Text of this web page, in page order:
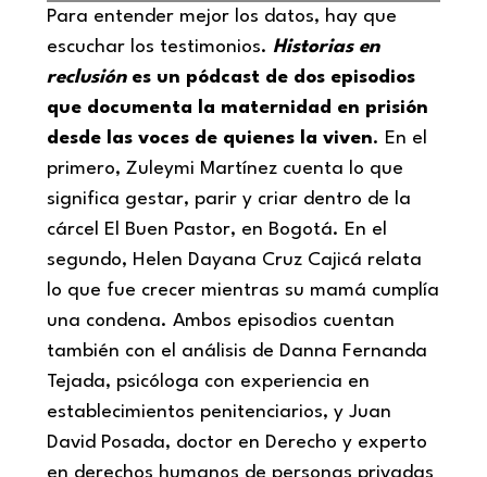
Para entender mejor los datos, hay que
escuchar los testimonios. Historias en
reclusiónes un pódcast de dos episodios
que documenta la maternidad en prisión
desde las voces de quienes la viven. En el
primero, Zuleymi Martínez cuenta lo que
significa gestar, parir y criar dentro de la
cárcel El Buen Pastor, en Bogotá. En el
segundo, Helen Dayana Cruz Cajicá relata
lo que fue crecer mientras su mamá cumplía
una condena. Ambos episodios cuentan
también con el análisis de Danna Fernanda
Tejada, psicóloga con experiencia en
establecimientos penitenciarios, y Juan
David Posada, doctor en Derecho y experto
en derechos humanos de personas privadas